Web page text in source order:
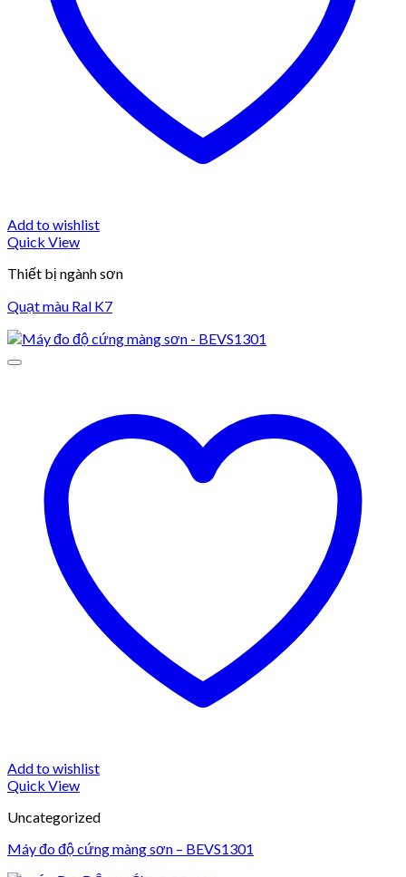
Add to wishlist
Quick View
Thiết bị ngành sơn
Quạt màu Ral K7
Add to wishlist
Quick View
Uncategorized
Máy đo độ cứng màng sơn – BEVS1301